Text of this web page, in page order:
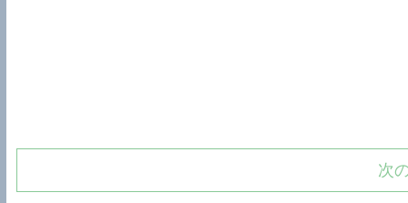
次